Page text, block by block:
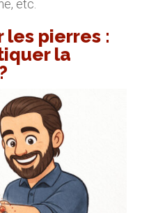
etc.
les pierres :
la